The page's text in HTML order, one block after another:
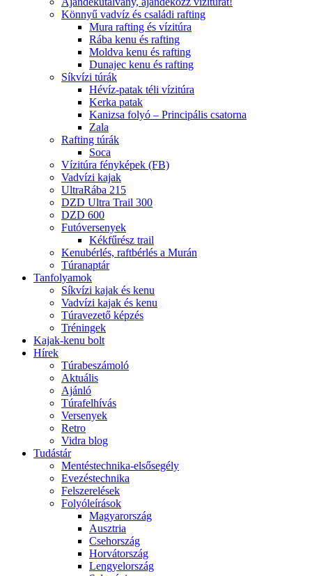
Könnyű vadvíz és családi rafting
Mura rafting és vízitúra
Rába kenu és rafting
Moldva kenu és rafting
Dunajec kenu és rafting
Síkvízi túrák
Hévíz-patak téli vízitúra
Kerka patak
Kanizsa folyó – Principális csatorna
Zala
Rafting túrák
Soca
Vízitúra fényképek (FB)
Vadvízi kajak
UltraRába 215
DZD Ultra Trail 300
DZD 600
Futóversenyek
Kékfűrész trail
Kenubérlés, raftbérlés a Murán
Túranaptár
Tanfolyamok
Síkvízi kajak és kenu
Vadvízi kajak és kenu
Túravezető képzés
Tréningek
Kajak-kenu bolt
Hírek
Túrabeszámoló
Aktuális
Ajánló
Túrafelhívás
Versenyek
Retro
Vidra blog
Tudástár
Mentéstechnika-elsősegély
Evezéstechnika
Felszerelések
Folyóleírások
Magyarország
Ausztria
Csehország
Horvátország
Lengyelország